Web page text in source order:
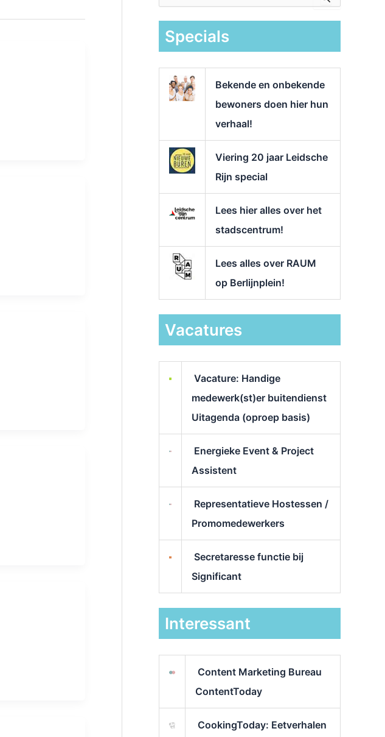
k
Specials
Bekende en onbekende
bewoners doen hier hun
verhaal!
Viering 20 jaar Leidsche
Rijn special
Lees hier alles over het
stadscentrum!
Lees alles over RAUM
op Berlijnplein!
Vacatures
Vacature: Handige
medewerk(st)er buitendienst
Uitagenda (oproep basis)
Energieke Event & Project
Assistent
Representatieve Hostessen /
Promomedewerkers
Secretaresse functie bij
Significant
Interessant
Content Marketing Bureau
ContentToday
CookingToday: Eetverhalen